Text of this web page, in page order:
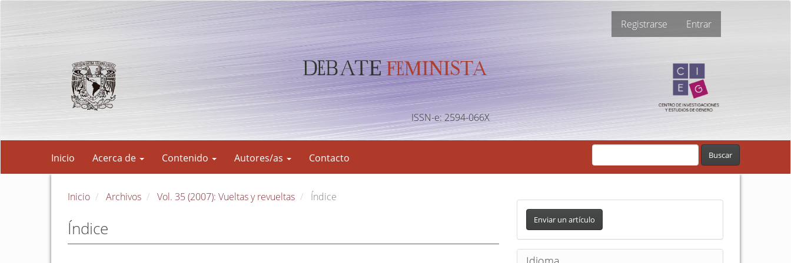
principal
Registrarse Entrar
ISSN-e: 2594-066X
Inicio Acerca de Contenido Autores/as Contacto Buscar
Inicio Archivos Vol. 35 (2007): Vueltas y revueltas Índice
Índice
E
v
i
Enviar un artículo